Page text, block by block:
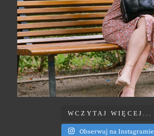
WCZYTAJ WIĘCEJ...
Obserwuj na Instagramie